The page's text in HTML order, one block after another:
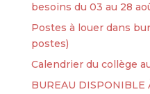
besoins du 03 au 28
Postes à louer dans
postes)
Calendrier du collège
BUREAU DISPONIBLE